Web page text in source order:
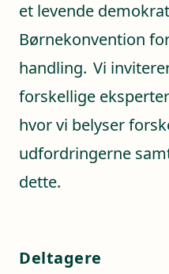
et levende
Børnekonvention
handling. Vi
forskellige
hvor vi belyser
udfordringerne
dette.
Deltagere